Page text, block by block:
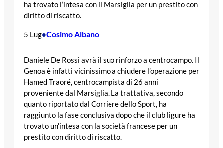
ha trovato l’intesa con il Marsiglia per un prestito con
diritto di riscatto.
5 Lug•Cosimo Albano
Daniele De Rossi avrà il suo rinforzo a centrocampo. Il
Genoa è infatti vicinissimo a chiudere l’operazione per
Hamed Traoré, centrocampista di 26 anni
proveniente dal Marsiglia. La trattativa, secondo
quanto riportato dal Corriere dello Sport, ha
raggiunto la fase conclusiva dopo che il club ligure ha
trovato un’intesa con la società francese per un
prestito con diritto di riscatto.